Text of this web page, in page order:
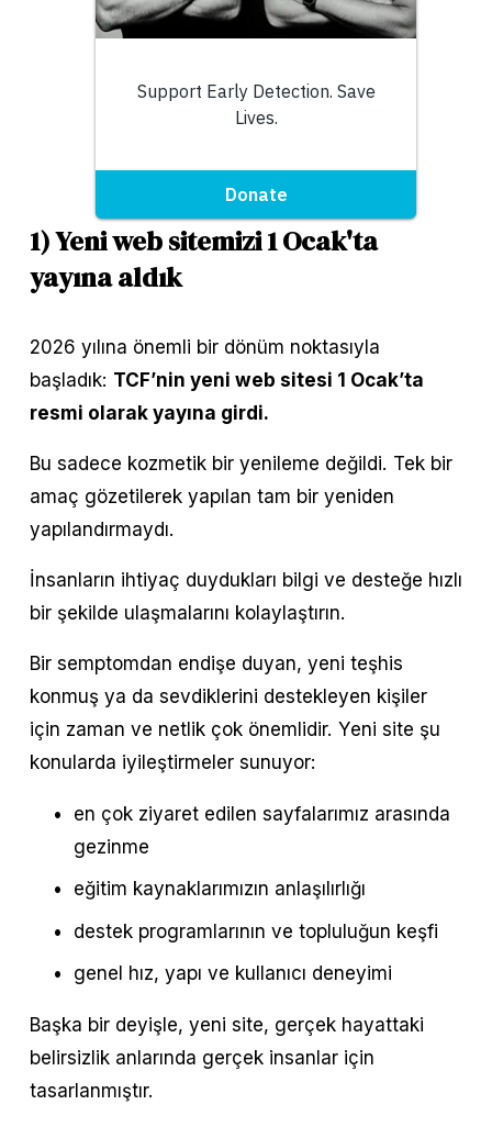
1) Yeni web sitemizi 1 Ocak'ta
yayına aldık
2026 yılına önemli bir dönüm noktasıyla
başladık: TCF’nin yeni web sitesi 1 Ocak’ta
resmi olarak yayına girdi.
Bu sadece kozmetik bir yenileme değildi. Tek bir
amaç gözetilerek yapılan tam bir yeniden
yapılandırmaydı.
İnsanların ihtiyaç duydukları bilgi ve desteğe hızlı
bir şekilde ulaşmalarını kolaylaştırın.
Bir semptomdan endişe duyan, yeni teşhis
konmuş ya da sevdiklerini destekleyen kişiler
için zaman ve netlik çok önemlidir. Yeni site şu
konularda iyileştirmeler sunuyor:
en çok ziyaret edilen sayfalarımız arasında
gezinme
eğitim kaynaklarımızın anlaşılırlığı
destek programlarının ve topluluğun keşfi
genel hız, yapı ve kullanıcı deneyimi
Başka bir deyişle, yeni site, gerçek hayattaki
belirsizlik anlarında gerçek insanlar için
tasarlanmıştır.